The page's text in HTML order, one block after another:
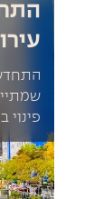
פינוי